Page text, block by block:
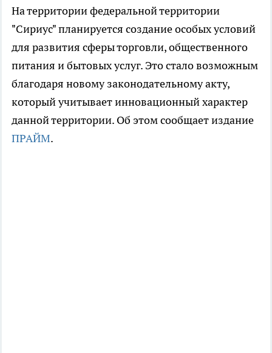
На территории федеральной территории
"Сириус" планируется создание особых условий
для развития сферы торговли, общественного
питания и бытовых услуг. Это стало возможным
благодаря новому законодательному акту,
который учитывает инновационный характер
данной территории. Об этом сообщает издание
ПРАЙМ.